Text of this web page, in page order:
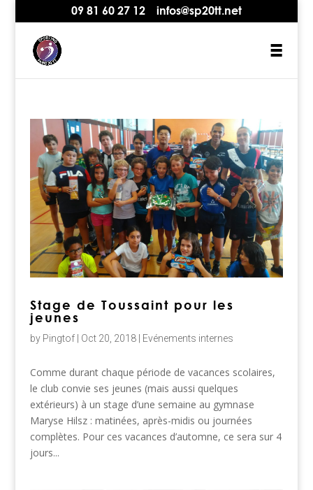
09 81 60 27 12 infos@sp20tt.net
Stage de Toussaint pour les
jeunes
by Pingtof| Oct 20, 2018| Evénements internes
Comme durant chaque période de vacances scolaires,
le club convie ses jeunes (mais aussi quelques
extérieurs) à un stage d’une semaine au gymnase
Maryse Hilsz : matinées, après-midis ou journées
complètes. Pour ces vacances d’automne, ce sera sur 4
jours...